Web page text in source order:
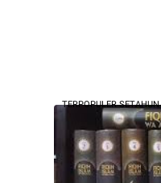
TERPOPULER SETAHUN